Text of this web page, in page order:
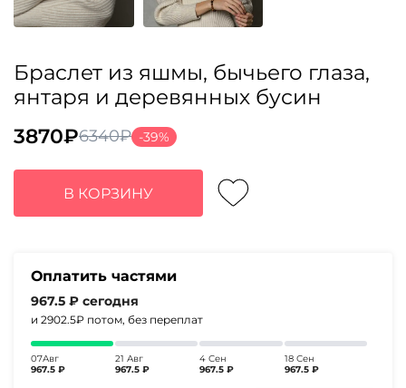
Браслет из яшмы, бычьего глаза,
янтаря и деревянных бусин
6340₽
Первоначальная
цена
составляла
6340₽.
3870₽
Текущая
цена:
3870₽.
-39%
В КОРЗИНУ
Оплатить частями
967.5 ₽ сегодня
и 2902.5₽ потом, без переплат
07Авг
967.5 ₽
21 Авг
967.5 ₽
4 Сен
967.5 ₽
18 Сен
967.5 ₽